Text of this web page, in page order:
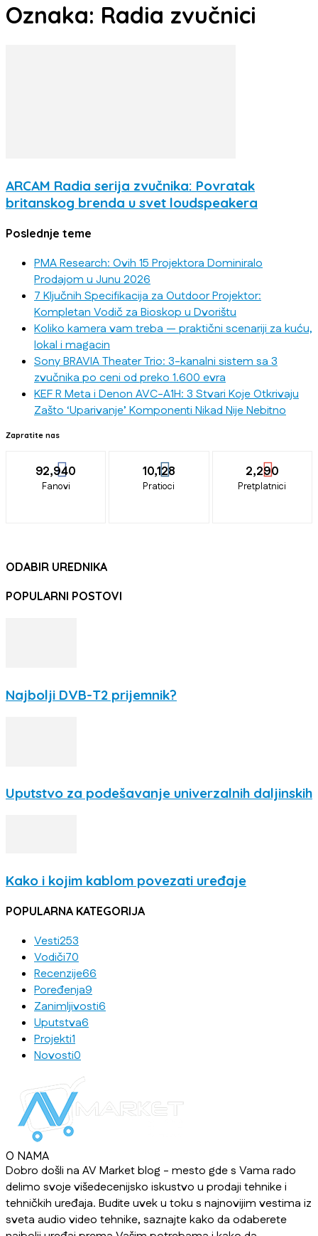
Oznaka: Radia zvučnici
ARCAM Radia serija zvučnika: Povratak
britanskog brenda u svet loudspeakera
Poslednje teme
PMA Research: Ovih 15 Projektora Dominiralo
Prodajom u Junu 2026
7 Ključnih Specifikacija za Outdoor Projektor:
Kompletan Vodič za Bioskop u Dvorištu
Koliko kamera vam treba — praktični scenariji za kuću,
lokal i magacin
Sony BRAVIA Theater Trio: 3-kanalni sistem sa 3
zvučnika po ceni od preko 1.600 evra
KEF R Meta i Denon AVC-A1H: 3 Stvari Koje Otkrivaju
Zašto ‘Uparivanje’ Komponenti Nikad Nije Nebitno
Zapratite nas
92,940
Fanovi
10,128
Pratioci
2,290
Pretplatnici
ODABIR UREDNIKA
POPULARNI POSTOVI
Najbolji DVB-T2 prijemnik?
Uputstvo za podešavanje univerzalnih daljinskih
Kako i kojim kablom povezati uređaje
POPULARNA KATEGORIJA
Vesti253
Vodiči70
Recenzije66
Poređenja9
Zanimljivosti6
Uputstva6
Projekti1
Novosti0
O NAMA
Dobro došli na AV Market blog - mesto gde s Vama rado
delimo svoje višedecenijsko iskustvo u prodaji tehnike i
tehničkih uređaja. Budite uvek u toku s najnovijim vestima iz
sveta audio video tehnike, saznajte kako da odaberete